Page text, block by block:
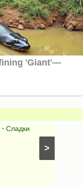
>
⋅ Сладки
питка
на
мама